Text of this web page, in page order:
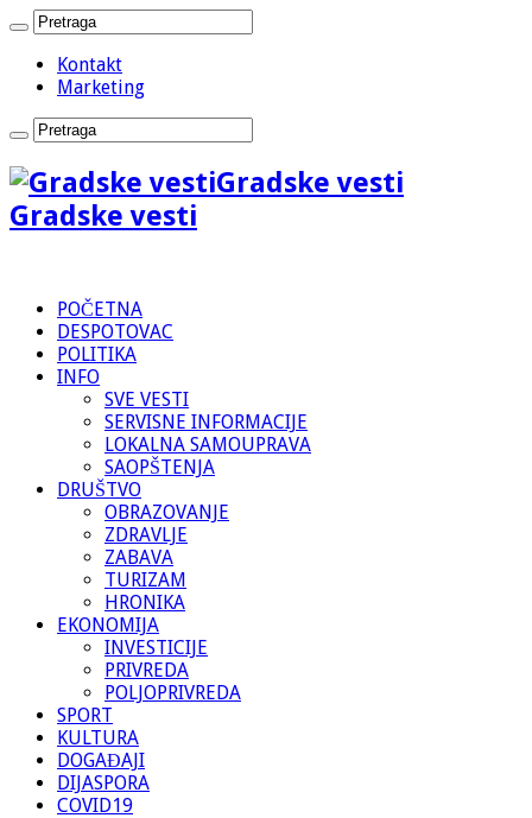
Kontakt
Marketing
Gradske vesti
Gradske vesti
POČETNA
DESPOTOVAC
POLITIKA
INFO
SVE VESTI
SERVISNE INFORMACIJE
LOKALNA SAMOUPRAVA
SAOPŠTENJA
DRUŠTVO
OBRAZOVANJE
ZDRAVLJE
ZABAVA
TURIZAM
HRONIKA
EKONOMIJA
INVESTICIJE
PRIVREDA
POLJOPRIVREDA
SPORT
KULTURA
DOGAĐAJI
DIJASPORA
COVID19